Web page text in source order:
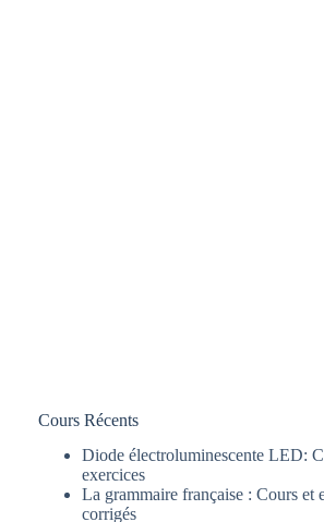
Cours Récents
Diode électroluminescente LED:
exercices
La grammaire française : Cours et
corrigés